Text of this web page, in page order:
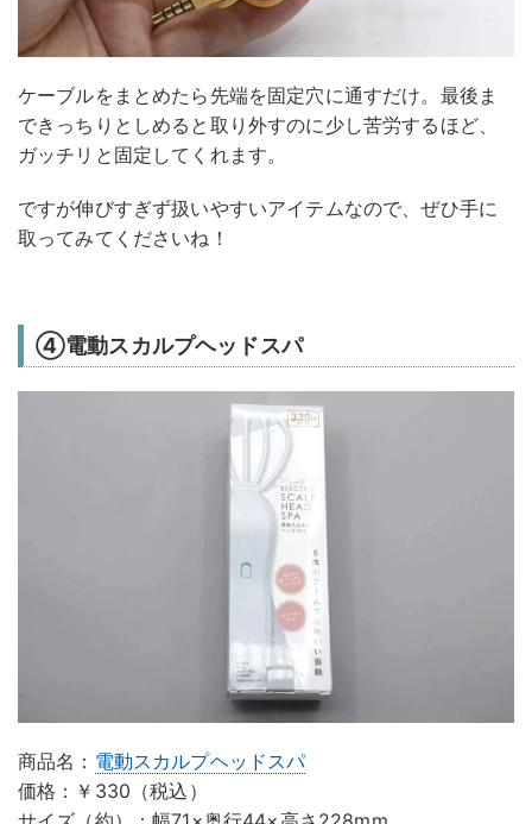
ケーブルをまとめたら先端を固定穴に通すだけ。最後ま
できっちりとしめると取り外すのに少し苦労するほど、
ガッチリと固定してくれます。
ですが伸びすぎず扱いやすいアイテムなので、ぜひ手に
取ってみてくださいね！
④電動スカルプヘッドスパ
商品名： 電動スカルプヘッドスパ
価格：￥330（税込）